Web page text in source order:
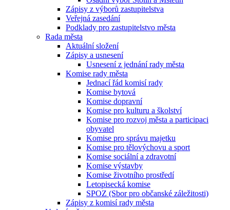
Zápisy z výborů zastupitelstva
Veřejná zasedání
Podklady pro zastupitelstvo města
Rada města
Aktuální složení
Zápisy a usnesení
Usnesení z jednání rady města
Komise rady města
Jednací řád komisí rady
Komise bytová
Komise dopravní
Komise pro kulturu a školství
Komise pro rozvoj města a participaci
obyvatel
Komise pro správu majetku
Komise pro tělovýchovu a sport
Komise sociální a zdravotní
Komise výstavby
Komise životního prostředí
Letopisecká komise
SPOZ (Sbor pro občanské záležitosti)
Zápisy z komisí rady města